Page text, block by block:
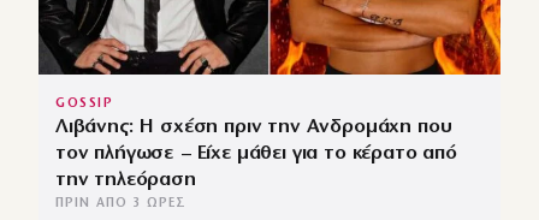
GOSSIP
Λιβάνης: Η σχέση πριν την Ανδρομάχη που
τον πλήγωσε – Είχε μάθει για το κέρατο από
την τηλεόραση
ΠΡΙΝ ΑΠΌ 3 ΏΡΕΣ